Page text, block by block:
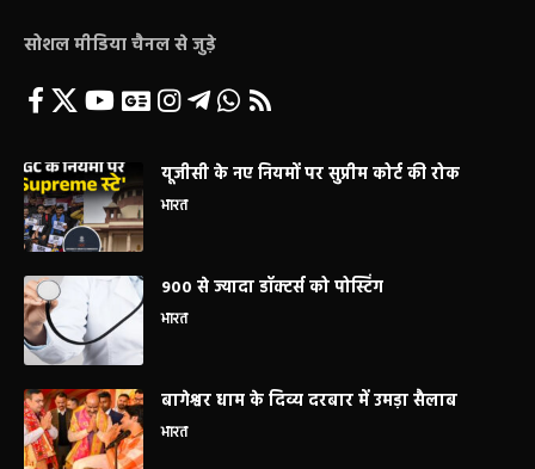
सोशल मीडिया चैनल से जुड़े
यूजीसी के नए नियमों पर सुप्रीम कोर्ट की रोक
भारत
900 से ज्यादा डॉक्टर्स को पोस्टिंग
भारत
बागेश्वर धाम के दिव्य दरबार में उमड़ा सैलाब
भारत